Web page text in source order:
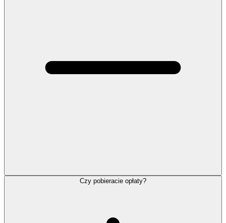
Czy pobieracie opłaty?